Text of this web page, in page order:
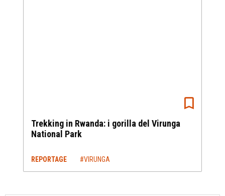
Trekking in Rwanda: i gorilla del Virunga
National Park
REPORTAGE #VIRUNGA